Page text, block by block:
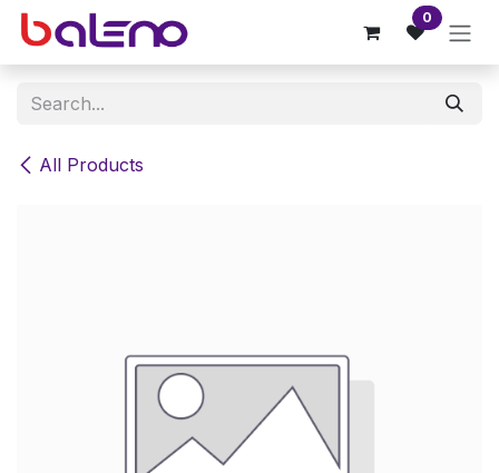
Skip to Content 0
All Products